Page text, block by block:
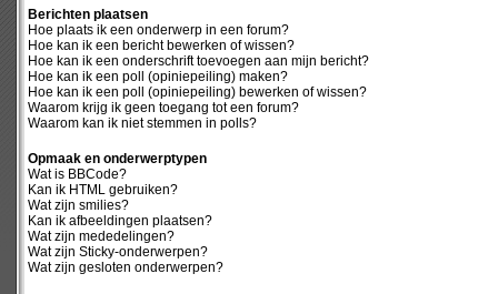
Berichten plaatsen
Hoe plaats ik een onderwerp in een forum?
Hoe kan ik een bericht bewerken of wissen?
Hoe kan ik een onderschrift toevoegen aan mijn bericht?
Hoe kan ik een poll (opiniepeiling) maken?
Hoe kan ik een poll (opiniepeiling) bewerken of wissen?
Waarom krijg ik geen toegang tot een forum?
Waarom kan ik niet stemmen in polls?
Opmaak en onderwerptypen
Wat is BBCode?
Kan ik HTML gebruiken?
Wat zijn smilies?
Kan ik afbeeldingen plaatsen?
Wat zijn mededelingen?
Wat zijn Sticky-onderwerpen?
Wat zijn gesloten onderwerpen?